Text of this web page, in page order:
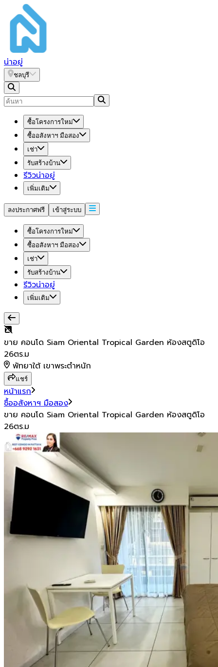
น่าอยู่
ชลบุรี
ซื้อโครงการใหม่
ซื้ออสังหาฯ มือสอง
เช่า
รับสร้างบ้าน
รีวิวน่าอยู่
เพิ่มเติม
ลงประกาศฟรี เข้าสู่ระบบ
ซื้อโครงการใหม่
ซื้ออสังหาฯ มือสอง
เช่า
รับสร้างบ้าน
รีวิวน่าอยู่
เพิ่มเติม
ขาย คอนโด Siam Oriental Tropical Garden ห้องสตูดิโอ
26ตร.ม
พัทยาใต้ เขาพระตำหนัก
แชร์
หน้าแรก
ซื้ออสังหาฯ มือสอง
ขาย คอนโด Siam Oriental Tropical Garden ห้องสตูดิโอ
26ตร.ม